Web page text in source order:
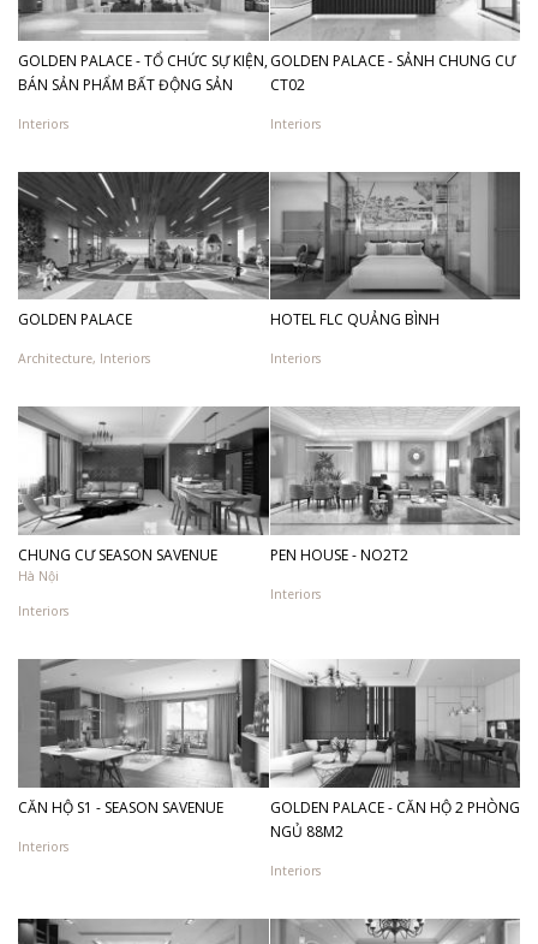
GOLDEN PALACE - TỔ CHỨC SỰ KIỆN,
BÁN SẢN PHẨM BẤT ĐỘNG SẢN
Interiors
GOLDEN PALACE - SẢNH CHUNG CƯ
CT02
Interiors
GOLDEN PALACE
Architecture, Interiors
HOTEL FLC QUẢNG BÌNH
Interiors
CHUNG CƯ SEASON SAVENUE
Hà Nội
Interiors
PEN HOUSE - NO2T2
Interiors
CĂN HỘ S1 - SEASON SAVENUE
Interiors
GOLDEN PALACE - CĂN HỘ 2 PHÒNG
NGỦ 88M2
Interiors